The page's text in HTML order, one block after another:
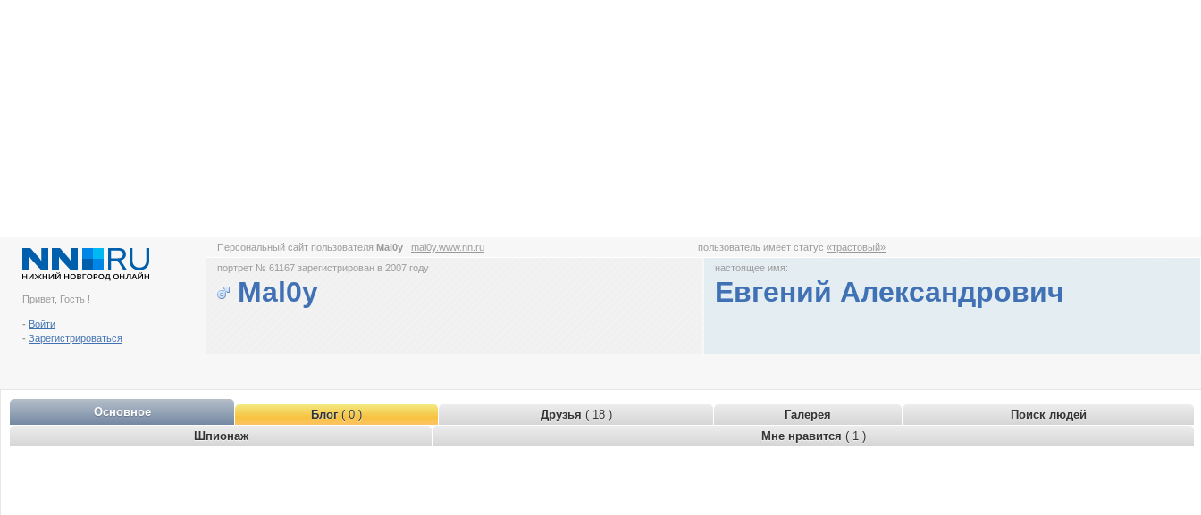
Привет, Гость !
- Войти
- Зарегистрироваться
Персональный сайт пользователя Mal0y : mal0y.www.nn.ru пользователь имеет статус«трастовый»
портрет № 61167 зарегистрирован в 2007 году
Mal0y
настоящее имя:
Евгений Александрович
Основное Блог( 0 ) Друзья ( 18 ) Галерея
Поиск людей
Шпионаж
Мне нравится ( 1 )